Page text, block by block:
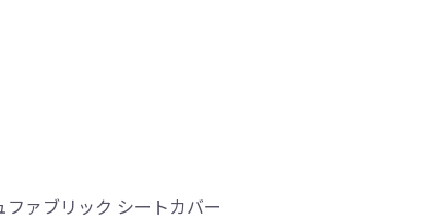
ァブリック シートカバー